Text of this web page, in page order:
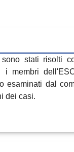
stati risolti
i membri
esaminati dal
dei casi.